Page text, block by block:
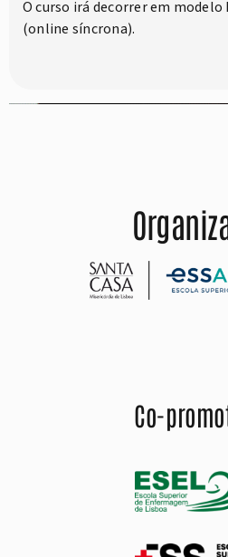
O curso irá decorrer em
(online síncrona).
Co-